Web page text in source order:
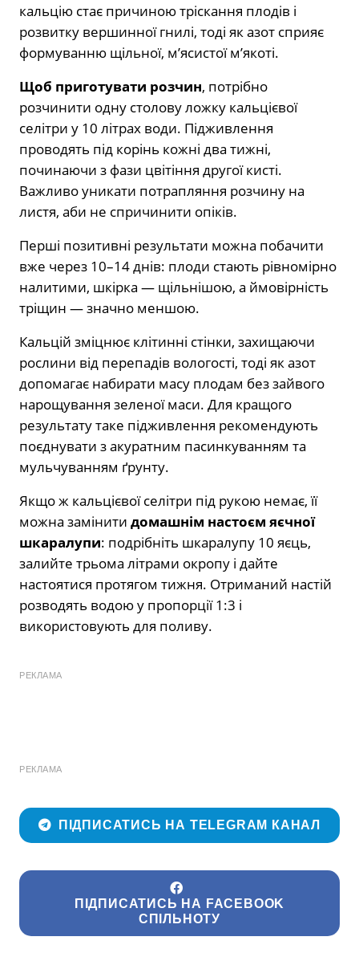
кальцію стає причиною тріскання плодів і
розвитку вершинної гнилі, тоді як азот сприяє
формуванню щільної, м’ясистої м’якоті.
Щоб приготувати розчин, потрібно
розчинити одну столову ложку кальцієвої
селітри у 10 літрах води. Підживлення
проводять під корінь кожні два тижні,
починаючи з фази цвітіння другої кисті.
Важливо уникати потрапляння розчину на
листя, аби не спричинити опіків.
Перші позитивні результати можна побачити
вже через 10–14 днів: плоди стають рівномірно
налитими, шкірка — щільнішою, а ймовірність
тріщин — значно меншою.
Кальцій зміцнює клітинні стінки, захищаючи
рослини від перепадів вологості, тоді як азот
допомагає набирати масу плодам без зайвого
нарощування зеленої маси. Для кращого
результату таке підживлення рекомендують
поєднувати з акуратним пасинкуванням та
мульчуванням ґрунту.
Якщо ж кальцієвої селітри під рукою немає, її
можна замінити домашнім настоєм яєчної
шкаралупи: подрібніть шкаралупу 10 яєць,
залийте трьома літрами окропу і дайте
настоятися протягом тижня. Отриманий настій
розводять водою у пропорції 1:3 і
використовують для поливу.
РЕКЛАМА
РЕКЛАМА
ПІДПИСАТИСЬ НА TELEGRAM КАНАЛ
ПІДПИСАТИСЬ НА FACEBOOK
СПІЛЬНОТУ